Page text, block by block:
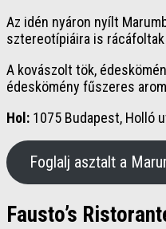
Az idén nyáron nyílt
sztereotípiáira is
A kovászolt tök,
édeskömény fűszeres
Hol: 1075 Budapest, Holló
Foglalj asztalt a
Fausto’s